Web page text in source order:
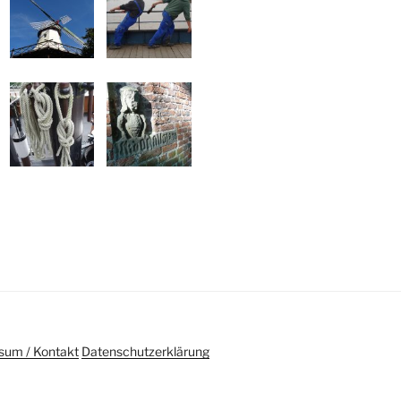
/ Kontakt Datenschutzerklärung